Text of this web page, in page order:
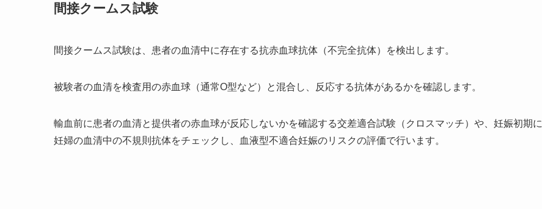
間接クームス試験
間接クームス試験は、患者の血清中に存在する抗赤血球抗体（不完全抗体）を検出します。
被験者の血清を検査用の赤血球（通常O型など）と混合し、反応する抗体があるかを確認します。
輸血前に患者の血清と提供者の赤血球が反応しないかを確認する交差適合試験（クロスマッチ）や、妊娠初期に
妊婦の血清中の不規則抗体をチェックし、血液型不適合妊娠のリスクの評価で行います。